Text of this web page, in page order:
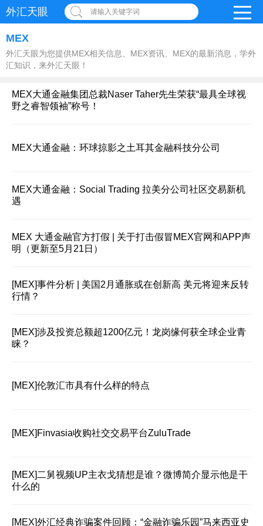
外汇天眼 请输入关键字词
MEX
外汇天眼为您提供MEX相关信息、MEX资讯、MEX的最新消息，学外
汇知识，来外汇天眼！
MEX大通金融集团总裁Naser Taher先生荣获“最具全球视
野之睿智领袖”称号！
MEX大通金融：环球掠影之土耳其金融科技分公司
MEX大通金融：Social Trading 拉美分公司社区交易新机
遇
MEX 大通金融官方打假 | 关于打击假冒MEX官网和APP声
明（更新至5月21日）
[MEX]事件分析 | 美国2月通胀或在创新高 美元将迎来反转
行情？
[MEX]涉及投资总额超1200亿元！龙岗缘何获全球企业青
睐？
[MEX]伦敦汇市具有什么样的特点
[MEX] Finvasia收购社交交易平台ZuluTrade
[MEX] 二舅视频UP主衣戈猜想是谁？微博简介显示他是干
什么的
[MEX]外汇经典诈骗案件回顾：“金融诈骗乐园”马来西亚史